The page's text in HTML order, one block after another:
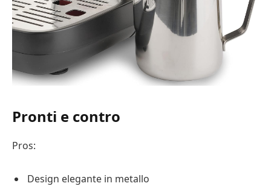
Pronti e contro
Pros:
Design elegante in metallo